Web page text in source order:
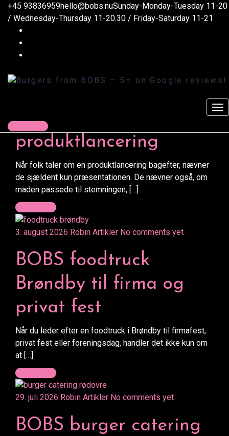
+45 93836959hello@bobs.nuSunday-Monday-Tuesday 11-20
/ Wednesday-Thursday 11-20.30 / Friday-Saturday 11-21
Contact us
Currently browsing: Artikler
Burgers from BOBS - 5⭐️ on Google reviews!
ved catering til
produktlancering
Når folk taler om en produktlancering bagefter, nævner
de sjældent kun præsentationen. De nævner også, om
maden passede til stemningen, […]
Read more
3. august 2026 Robin Artikler No comments yet
BOBS foodtruck
Brøndby til firma og
privat fest
Når du leder efter en foodtruck i Brøndby til firmafest,
privat fest eller foreningsdag, handler det ikke kun om
at […]
Read more
29. juli 2026 Robin Artikler No comments yet
BOBS burger catering